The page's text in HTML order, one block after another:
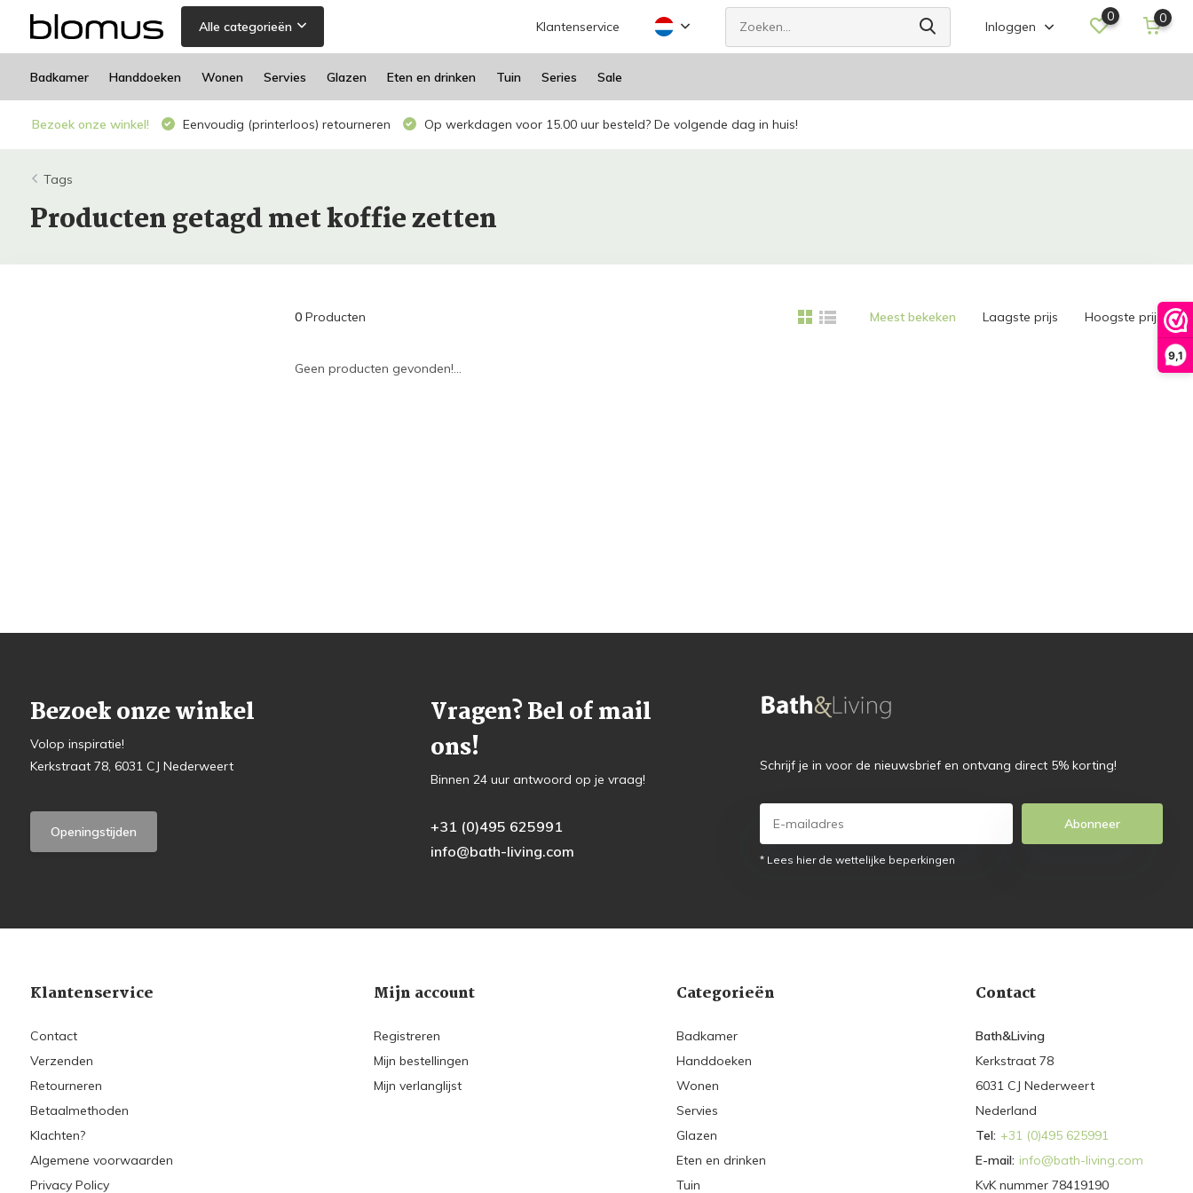
9,1
Alle categorieën Klantenservice Inloggen
0 0
Badkamer Handdoeken Wonen Servies Glazen Eten en drinken Tuin Series Sale
Bezoek onze winkel! Eenvoudig (printerloos) retourneren Op werkdagen voor 15.00 uur besteld? De volgende dag in huis!
Tags
Producten getagd met koffie zetten
0Producten Meest bekeken Laagste prijs Hoogste prijs
Geen producten gevonden!...
Bezoek onze winkel
Volop inspiratie!
Kerkstraat 78, 6031 CJ Nederweert
Openingstijden
Vragen? Bel of mail
ons!
Binnen 24 uur antwoord op je vraag!
+31 (0)495 625991
info@bath-living.com
Schrijf je in voor de nieuwsbrief en ontvang direct 5% korting!
Abonneer
* Lees hier de wettelijke beperkingen
Klantenservice
Contact
Verzenden
Retourneren
Betaalmethoden
Klachten?
Algemene voorwaarden
Privacy Policy
Mijn account
Registreren
Mijn bestellingen
Mijn verlanglijst
Categorieën
Badkamer
Handdoeken
Wonen
Servies
Glazen
Eten en drinken
Tuin
Contact
Bath&Living
Kerkstraat 78
6031 CJ Nederweert
Nederland
Tel: +31 (0)495 625991
E-mail: info@bath-living.com
KvK nummer 78419190